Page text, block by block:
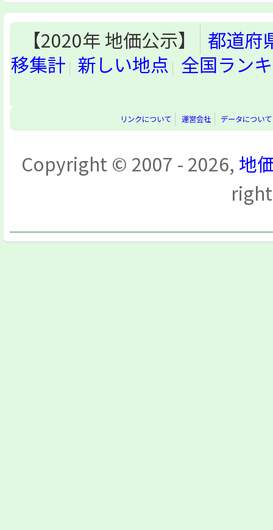
【2020年 地価公示】
都道府
移集計 新しい地点 全国ラン
リンクについて 運営会社 データについて
Copyright © 2007 - 2026, 地